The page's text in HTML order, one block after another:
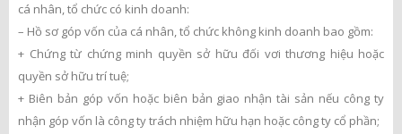
cá nhân, tổ chức có kinh doanh:
– Hồ sơ góp vốn của cá nhân, tổ chức không kinh doanh bao gồm:
+ Chứng từ chứng minh quyền sở hữu đối vơi thương hiệu hoặc
quyền sở hữu trí tuệ;
+ Biên bản góp vốn hoặc biên bản giao nhận tài sản nếu công ty
nhận góp vốn là công ty trách nhiệm hữu hạn hoặc công ty cổ phần;